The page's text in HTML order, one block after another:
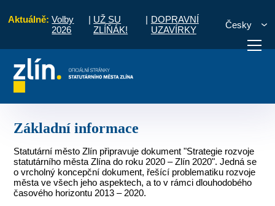
Aktuálně: Volby
2026
| UŽ SU
ZLÍŇÁK!
| DOPRAVNÍ
UZAVÍRKY
Česky
vyřídit
Základní informace
Statutární město Zlín připravuje dokument "Strategie rozvoje
statutárního města Zlína do roku 2020 – Zlín 2020". Jedná se
o vrcholný koncepční dokument, řešící problematiku rozvoje
města ve všech jeho aspektech, a to v rámci dlouhodobého
časového horizontu 2013 – 2020.